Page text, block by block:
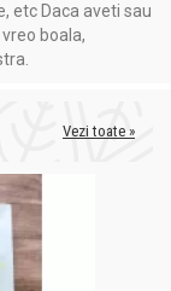
etc Daca aveti sau
boala,
Vezi toate »